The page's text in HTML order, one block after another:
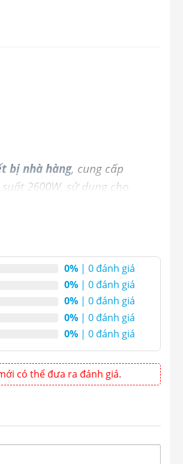
bị nhà hàng, cung cấp
2600W, sử dụng cho
doanh trại
0% | 0 đánh giá
0% | 0 đánh giá
0% | 0 đánh giá
0% | 0 đánh giá
0% | 0 đánh giá
có thể đưa ra đánh giá.